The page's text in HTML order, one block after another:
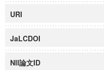
URI
JaLCDOI
NII論文ID